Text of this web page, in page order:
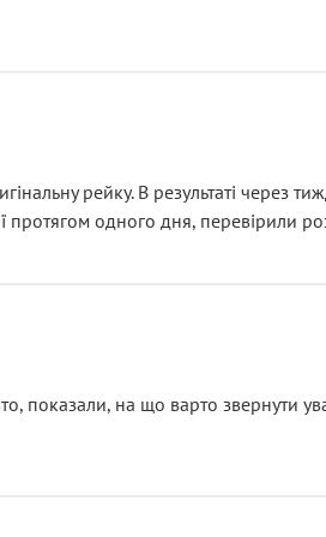
рейку. В результаті через
протягом одного дня, перевірили
на що варто звернути